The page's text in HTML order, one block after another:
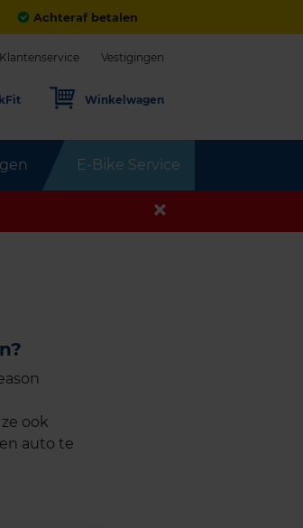
Achteraf betalen
E-Bike Service
Klantenservice Vestigingen
Winkelwagen
ook
auto te